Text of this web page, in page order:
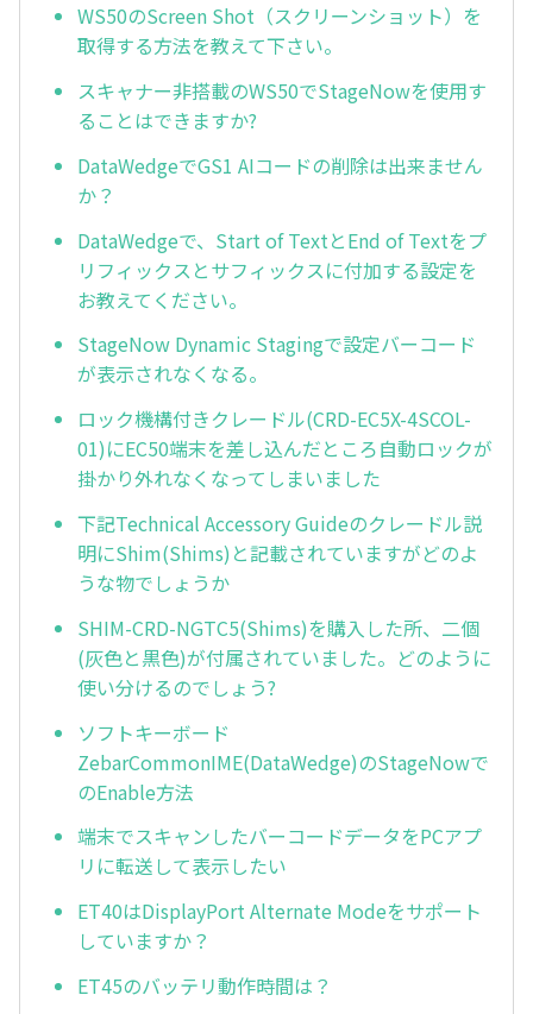
WS50のScreen Shot（スクリーンショット）を
取得する方法を教えて下さい。
スキャナー非搭載のWS50でStageNowを使用す
ることはできますか?
DataWedgeでGS1 AIコードの削除は出来ません
か？
DataWedgeで、Start of TextとEnd of Textをプ
リフィックスとサフィックスに付加する設定を
お教えてください。
StageNow Dynamic Stagingで設定バーコード
が表示されなくなる。
ロック機構付きクレードル(CRD-EC5X-4SCOL-
01)にEC50端末を差し込んだところ自動ロックが
掛かり外れなくなってしまいました
下記Technical Accessory Guideのクレードル説
明にShim(Shims)と記載されていますがどのよ
うな物でしょうか
SHIM-CRD-NGTC5(Shims)を購入した所、二個
(灰色と黒色)が付属されていました。どのように
使い分けるのでしょう?
ソフトキーボード
ZebarCommonIME(DataWedge)のStageNowで
のEnable方法
端末でスキャンしたバーコードデータをPCアプ
リに転送して表示したい
ET40はDisplayPort Alternate Modeをサポート
していますか？
ET45のバッテリ動作時間は？